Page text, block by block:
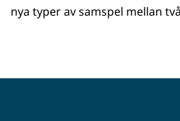
nya typer av samspel mellan